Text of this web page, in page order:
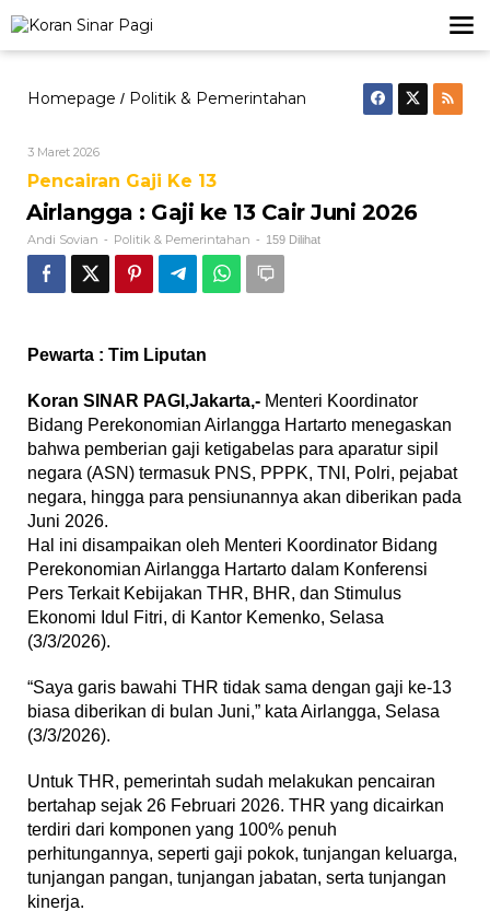
ke
konten
Homepage / Politik & Pemerintahan
Juni
2026
3 Maret 2026Oleh
Sovian
Pencairan Gaji Ke 13
Airlangga : Gaji ke 13 Cair Juni 2026
Andi Sovian - Politik & Pemerintahan - 159 Dilihat
Pewarta : Tim Liputan
Koran SINAR PAGI,Jakarta,- Menteri Koordinator
Bidang Perekonomian Airlangga Hartarto menegaskan
bahwa pemberian gaji ketigabelas para aparatur sipil
negara (ASN) termasuk PNS, PPPK, TNI, Polri, pejabat
negara, hingga para pensiunannya akan diberikan pada
Juni 2026.
Hal ini disampaikan oleh Menteri Koordinator Bidang
Perekonomian Airlangga Hartarto dalam Konferensi
Pers Terkait Kebijakan THR, BHR, dan Stimulus
Ekonomi Idul Fitri, di Kantor Kemenko, Selasa
(3/3/2026).
“Saya garis bawahi THR tidak sama dengan gaji ke-13
biasa diberikan di bulan Juni,” kata Airlangga, Selasa
(3/3/2026).
Untuk THR, pemerintah sudah melakukan pencairan
bertahap sejak 26 Februari 2026. THR yang dicairkan
terdiri dari komponen yang 100% penuh
perhitungannya, seperti gaji pokok, tunjangan keluarga,
tunjangan pangan, tunjangan jabatan, serta tunjangan
kinerja.